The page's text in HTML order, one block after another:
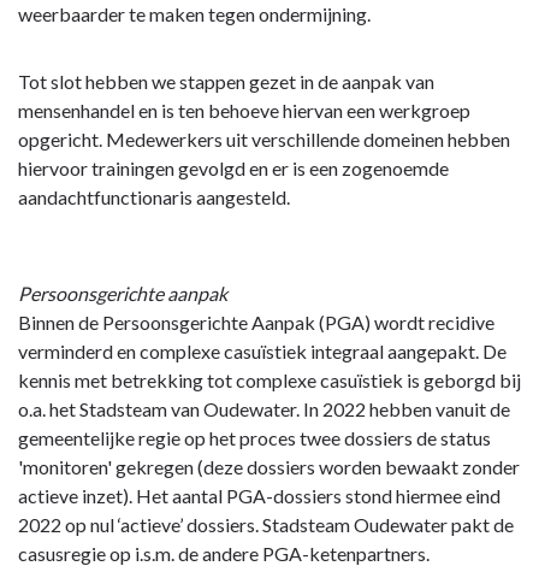
weerbaarder te maken tegen ondermijning.
Tot slot hebben we stappen gezet in de aanpak van
mensenhandel en is ten behoeve hiervan een werkgroep
opgericht. Medewerkers uit verschillende domeinen hebben
hiervoor trainingen gevolgd en er is een zogenoemde
aandachtfunctionaris aangesteld.
Persoonsgerichte aanpak
Binnen de Persoonsgerichte Aanpak (PGA) wordt recidive
verminderd en complexe casuïstiek integraal aangepakt. De
kennis met betrekking tot complexe casuïstiek is geborgd bij
o.a. het Stadsteam van Oudewater. In 2022 hebben vanuit de
gemeentelijke regie op het proces twee dossiers de status
'monitoren' gekregen (deze dossiers worden bewaakt zonder
actieve inzet). Het aantal PGA-dossiers stond hiermee eind
2022 op nul ‘actieve’ dossiers. Stadsteam Oudewater pakt de
casusregie op i.s.m. de andere PGA-ketenpartners.